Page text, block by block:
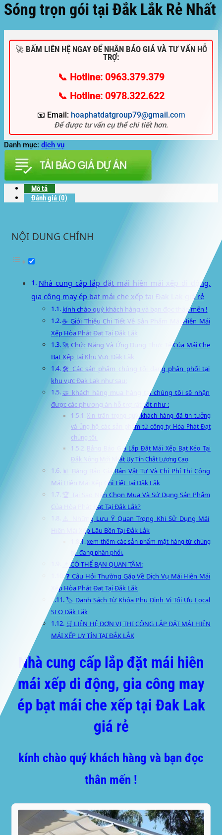
Sóng trọn gói tại Đắk Lắk Rẻ Nhất
🚀 BẤM LIÊN HỆ NGAY ĐỂ NHẬN BÁO GIÁ VÀ TƯ VẤN HỖ
TRỢ:
📞 Hotline: 0963.379.379
📞 Hotline: 0978.322.622
📧 Email: hoaphatdatgroup79@gmail.com
Để được tư vấn cụ thể chi tiết hơn.
Danh mục: dịch vụ
Mô tả
Đánh giá (0)
NỘI DUNG CHÍNH
Nhà cung cấp lắp đặt mái hiên mái xếp di động,
gia công may ép bạt mái che xếp tại Đak Lak giá rẻ
kính chào quý khách hàng và bạn đọc thân mến !
☕ Giới Thiệu Chi Tiết Về Sản Phẩm Mái Hiên Mái
Xếp Hòa Phát Đạt Tại Đắk Lắk
🚀 Chức Năng Và Ứng Dụng Thực Tế Của Mái Che
Bạt Xếp Tại Khu Vực Đắk Lắk
🛠️ Các sản phẩm chúng tôi đang phân phối tại
khu vực Đak Lak như sau:
🤝 khách hàng mua hàng tại chúng tôi sẽ nhận
được các phương án hỗ trợ rất tốt như :
Xin trân trọng quý khách hàng đã tin tưởng
và ủng hộ các sản phẩm từ công ty Hòa Phát Đạt
chúng tôi.
Bảng Báo Giá Lắp Đặt Mái Xếp Bạt Kéo Tại
Đắk Nông Mới Nhất Uy Tín Chất Lượng Cao
📊 Bảng Báo Giá Bán Vật Tư Và Chi Phí Thi Công
Mái Hiên Mái Xếp Chi Tiết Tại Đắk Lắk
🏆 Tại Sao Nên Chọn Mua Và Sử Dụng Sản Phẩm
Của Hòa Phát Đạt Tại Đắk Lắk?
⚠️ Những Lưu Ý Quan Trọng Khi Sử Dụng Mái
Hiên Mái Xếp Lâu Bền Tại Đắk Lắk
xem thêm các sản phẩm mặt hàng từ chúng
tôi đang phân phối.
📌 CÓ THỂ BẠN QUAN TÂM:
❓ Câu Hỏi Thường Gặp Về Dịch Vụ Mái Hiên Mái
Xếp Hòa Phát Đạt Tại Đắk Lắk
🏷️ Danh Sách Từ Khóa Phụ Định Vị Tối Ưu Local
SEO Đắk Lắk
🛒 LIÊN HỆ ĐƠN VỊ THI CÔNG LẮP ĐẶT MÁI HIÊN
MÁI XẾP UY TÍN TẠI ĐẮK LẮK
Nhà cung cấp lắp đặt mái hiên
mái xếp di động, gia công may
ép bạt mái che xếp tại Đak Lak
giá rẻ
kính chào quý khách hàng và bạn đọc
thân mến !